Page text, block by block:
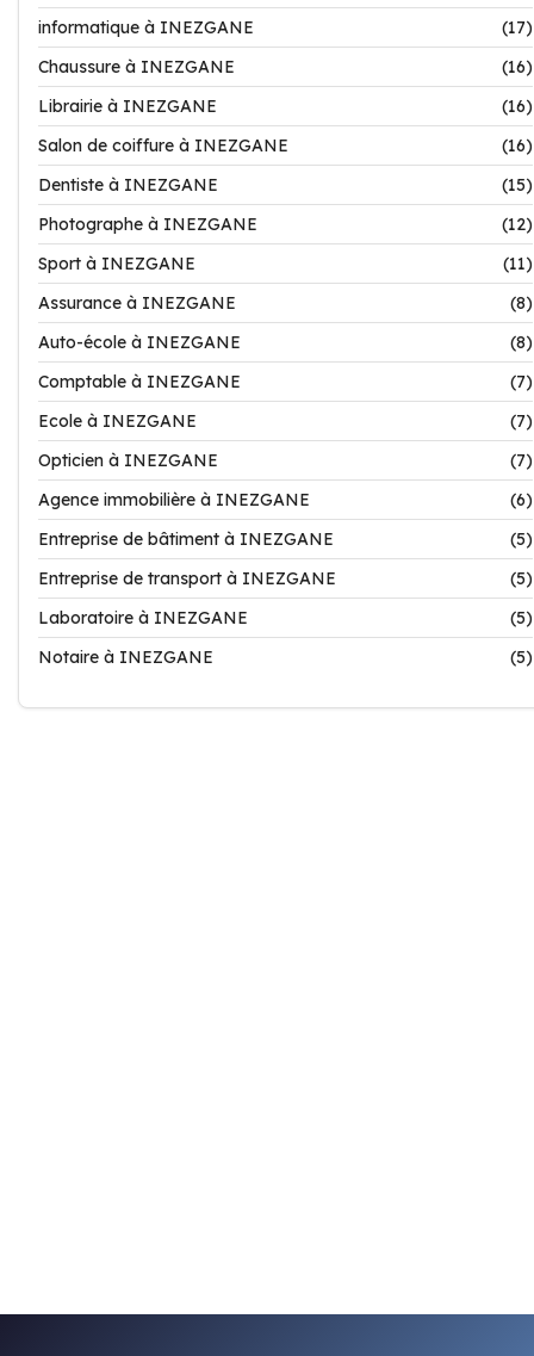
informatique à INEZGANE
(17)
Chaussure à INEZGANE
(16)
Librairie à INEZGANE
(16)
Salon de coiffure à INEZGANE
(16)
Dentiste à INEZGANE
(15)
Photographe à INEZGANE
(12)
Sport à INEZGANE
(11)
Assurance à INEZGANE
(8)
Auto-école à INEZGANE
(8)
Comptable à INEZGANE
(7)
Ecole à INEZGANE
(7)
Opticien à INEZGANE
(7)
Agence immobilière à INEZGANE
(6)
Entreprise de bâtiment à INEZGANE
(5)
Entreprise de transport à INEZGANE
(5)
Laboratoire à INEZGANE
(5)
Notaire à INEZGANE
(5)